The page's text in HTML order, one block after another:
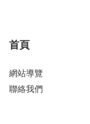
首頁
網站導覽
聯絡我們